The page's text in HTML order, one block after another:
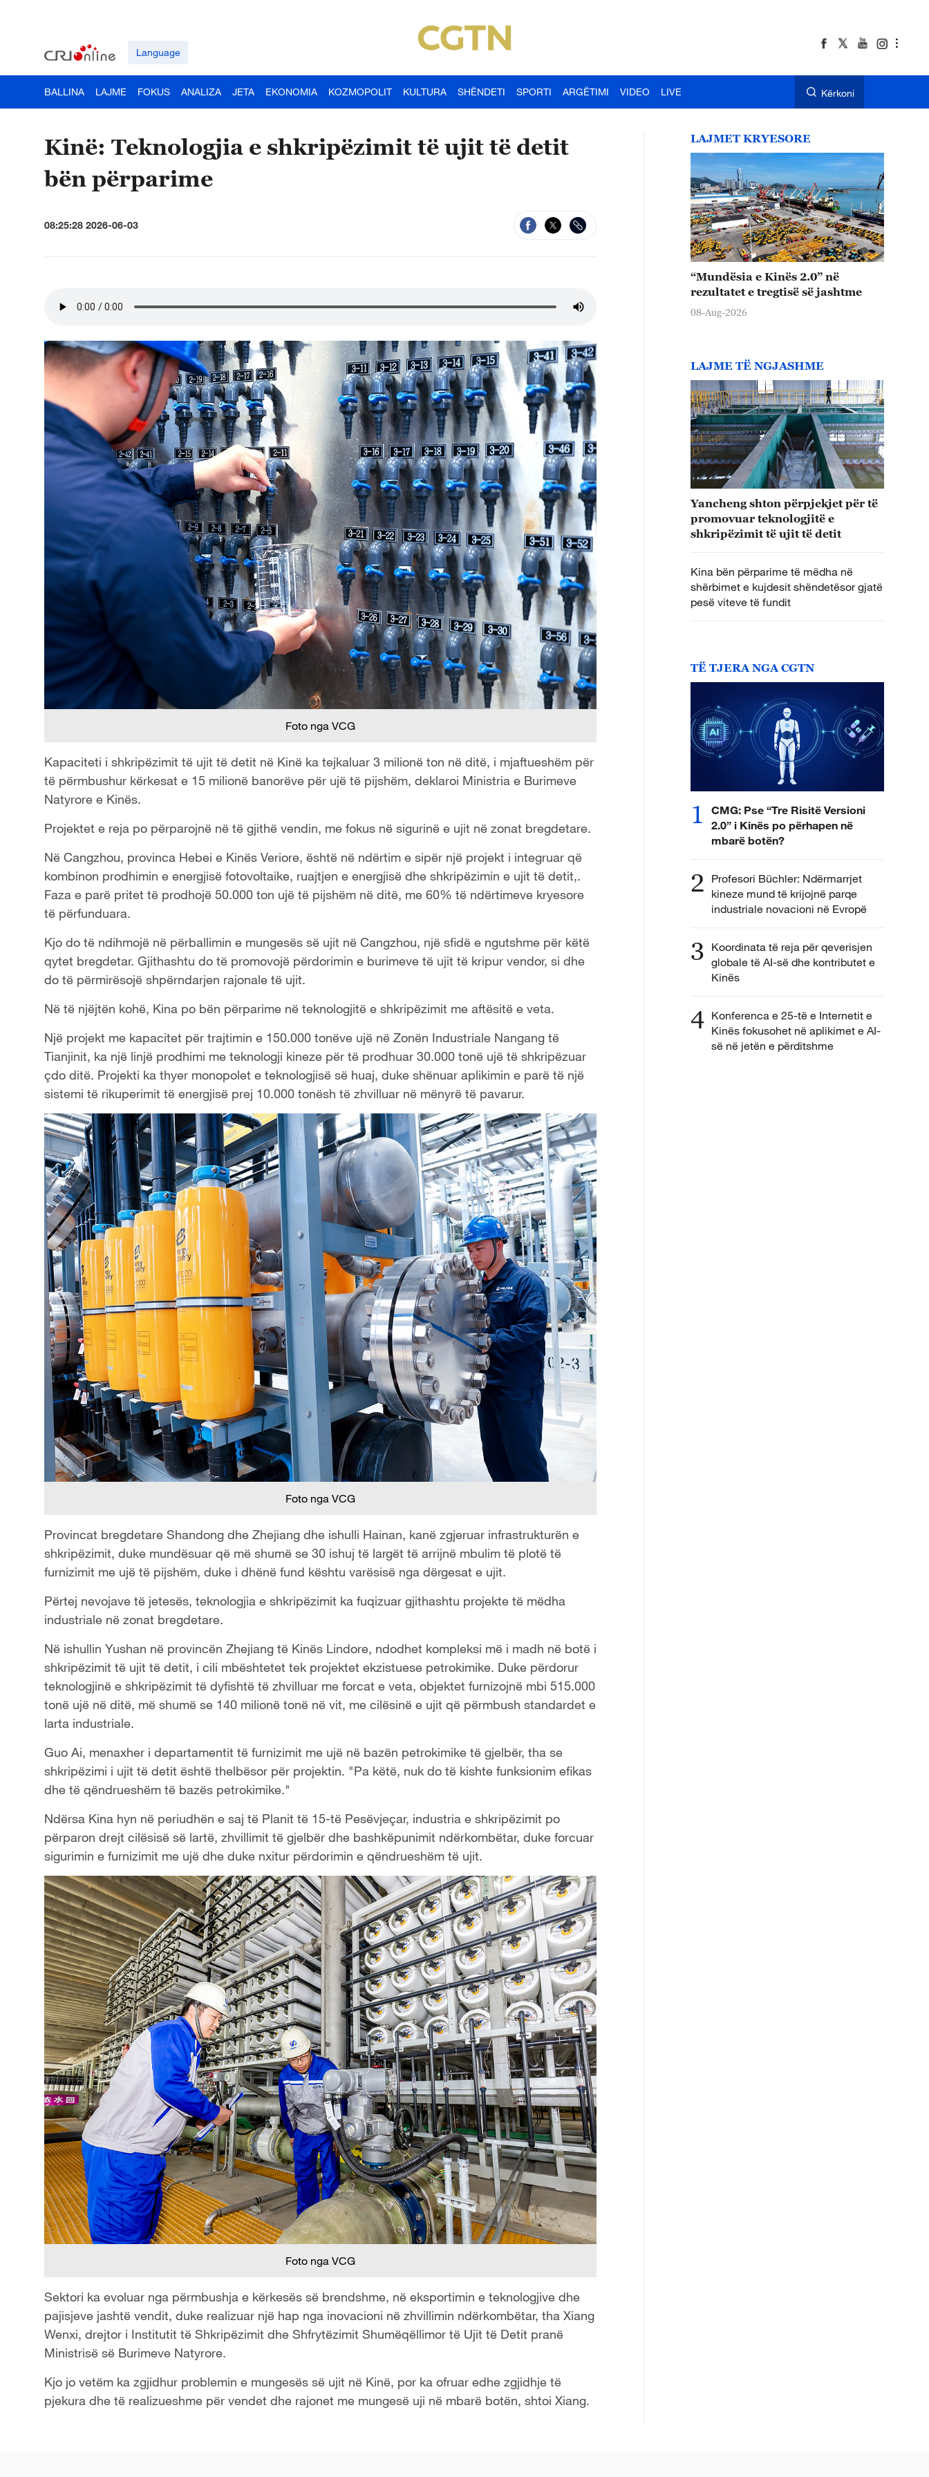
Language
BALLINA LAJME FOKUS ANALIZA JETA EKONOMIA KOZMOPOLIT KULTURA SHËNDETI SPORTI ARGËTIMI VIDEO LIVE Kërkoni
Kinë: Teknologjia e shkripëzimit të ujit të detit
bën përparime
08:25:28 2026-06-03
Foto nga VCG
Kapaciteti i shkripëzimit të ujit të detit në Kinë ka tejkaluar 3 milionë ton në ditë, i mjaftueshëm për
të përmbushur kërkesat e 15 milionë banorëve për ujë të pijshëm, deklaroi Ministria e Burimeve
Natyrore e Kinës.
Projektet e reja po përparojnë në të gjithë vendin, me fokus në sigurinë e ujit në zonat bregdetare.
Në Cangzhou, provinca Hebei e Kinës Veriore, është në ndërtim e sipër një projekt i integruar që
kombinon prodhimin e energjisë fotovoltaike, ruajtjen e energjisë dhe shkripëzimin e ujit të detit,.
Faza e parë pritet të prodhojë 50.000 ton ujë të pijshëm në ditë, me 60% të ndërtimeve kryesore
të përfunduara.
Kjo do të ndihmojë në përballimin e mungesës së ujit në Cangzhou, një sfidë e ngutshme për këtë
qytet bregdetar. Gjithashtu do të promovojë përdorimin e burimeve të ujit të kripur vendor, si dhe
do të përmirësojë shpërndarjen rajonale të ujit.
Në të njëjtën kohë, Kina po bën përparime në teknologjitë e shkripëzimit me aftësitë e veta.
Një projekt me kapacitet për trajtimin e 150.000 tonëve ujë në Zonën Industriale Nangang të
Tianjinit, ka një linjë prodhimi me teknologji kineze për të prodhuar 30.000 tonë ujë të shkripëzuar
çdo ditë. Projekti ka thyer monopolet e teknologjisë së huaj, duke shënuar aplikimin e parë të një
sistemi të rikuperimit të energjisë prej 10.000 tonësh të zhvilluar në mënyrë të pavarur.
Foto nga VCG
Provincat bregdetare Shandong dhe Zhejiang dhe ishulli Hainan, kanë zgjeruar infrastrukturën e
shkripëzimit, duke mundësuar që më shumë se 30 ishuj të largët të arrijnë mbulim të plotë të
furnizimit me ujë të pijshëm, duke i dhënë fund kështu varësisë nga dërgesat e ujit.
Përtej nevojave të jetesës, teknologjia e shkripëzimit ka fuqizuar gjithashtu projekte të mëdha
industriale në zonat bregdetare.
Në ishullin Yushan në provincën Zhejiang të Kinës Lindore, ndodhet kompleksi më i madh në botë i
shkripëzimit të ujit të detit, i cili mbështetet tek projektet ekzistuese petrokimike. Duke përdorur
teknologjinë e shkripëzimit të dyfishtë të zhvilluar me forcat e veta, objektet furnizojnë mbi 515.000
tonë ujë në ditë, më shumë se 140 milionë tonë në vit, me cilësinë e ujit që përmbush standardet e
larta industriale.
Guo Ai, menaxher i departamentit të furnizimit me ujë në bazën petrokimike të gjelbër, tha se
shkripëzimi i ujit të detit është thelbësor për projektin. "Pa këtë, nuk do të kishte funksionim efikas
dhe të qëndrueshëm të bazës petrokimike."
Ndërsa Kina hyn në periudhën e saj të Planit të 15-të Pesëvjeçar, industria e shkripëzimit po
përparon drejt cilësisë së lartë, zhvillimit të gjelbër dhe bashkëpunimit ndërkombëtar, duke forcuar
sigurimin e furnizimit me ujë dhe duke nxitur përdorimin e qëndrueshëm të ujit.
Foto nga VCG
Sektori ka evoluar nga përmbushja e kërkesës së brendshme, në eksportimin e teknologjive dhe
pajisjeve jashtë vendit, duke realizuar një hap nga inovacioni në zhvillimin ndërkombëtar, tha Xiang
Wenxi, drejtor i Institutit të Shkripëzimit dhe Shfrytëzimit Shumëqëllimor të Ujit të Detit pranë
Ministrisë së Burimeve Natyrore.
Kjo jo vetëm ka zgjidhur problemin e mungesës së ujit në Kinë, por ka ofruar edhe zgjidhje të
pjekura dhe të realizueshme për vendet dhe rajonet me mungesë uji në mbarë botën, shtoi Xiang.
LAJMET KRYESORE
“Mundësia e Kinës 2.0” në
rezultatet e tregtisë së jashtme
08-Aug-2026
LAJME TË NGJASHME
Yancheng shton përpjekjet për të
promovuar teknologjitë e
shkripëzimit të ujit të detit
Kina bën përparime të mëdha në
shërbimet e kujdesit shëndetësor gjatë
pesë viteve të fundit
TË TJERA NGA CGTN
1
CMG: Pse “Tre Risitë Versioni
2.0” i Kinës po përhapen në
mbarë botën?
2 Profesori Büchler: Ndërmarrjet
kineze mund të krijojnë parqe
industriale novacioni në Evropë
3 Koordinata të reja për qeverisjen
globale të AI-së dhe kontributet e
Kinës
4 Konferenca e 25-të e Internetit e
Kinës fokusohet në aplikimet e AI-
së në jetën e përditshme